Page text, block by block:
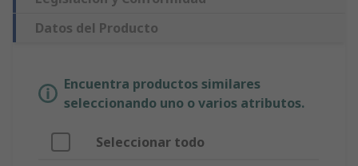
Datos del Producto
Encuentra productos similares
seleccionando uno o varios atributos.
Seleccionar todo